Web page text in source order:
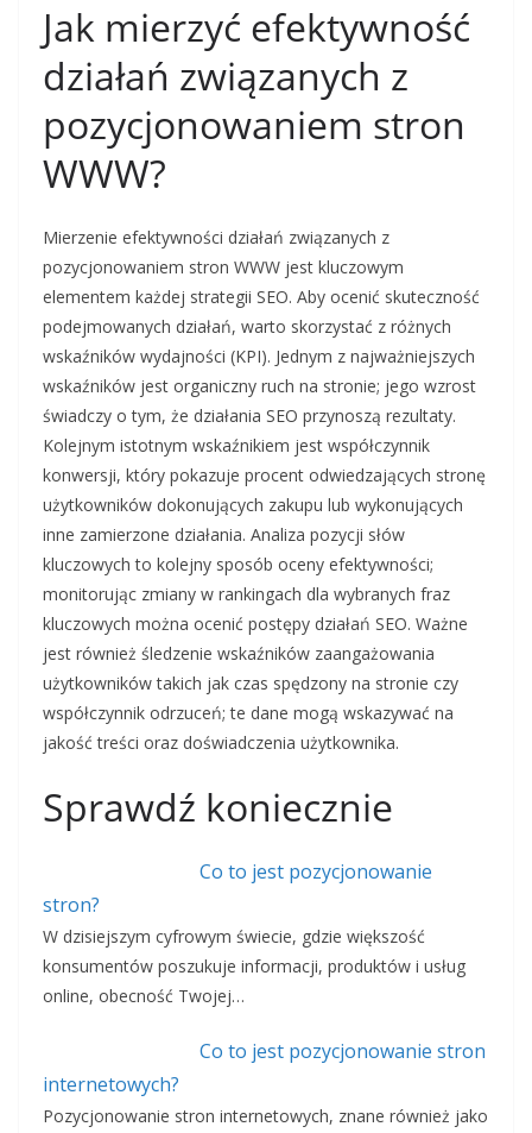
Jak mierzyć efektywność
działań związanych z
pozycjonowaniem stron
WWW?
Mierzenie efektywności działań związanych z
pozycjonowaniem stron WWW jest kluczowym
elementem każdej strategii SEO. Aby ocenić skuteczność
podejmowanych działań, warto skorzystać z różnych
wskaźników wydajności (KPI). Jednym z najważniejszych
wskaźników jest organiczny ruch na stronie; jego wzrost
świadczy o tym, że działania SEO przynoszą rezultaty.
Kolejnym istotnym wskaźnikiem jest współczynnik
konwersji, który pokazuje procent odwiedzających stronę
użytkowników dokonujących zakupu lub wykonujących
inne zamierzone działania. Analiza pozycji słów
kluczowych to kolejny sposób oceny efektywności;
monitorując zmiany w rankingach dla wybranych fraz
kluczowych można ocenić postępy działań SEO. Ważne
jest również śledzenie wskaźników zaangażowania
użytkowników takich jak czas spędzony na stronie czy
współczynnik odrzuceń; te dane mogą wskazywać na
jakość treści oraz doświadczenia użytkownika.
Sprawdź koniecznie
Co to jest pozycjonowanie
stron?
W dzisiejszym cyfrowym świecie, gdzie większość
konsumentów poszukuje informacji, produktów i usług
online, obecność Twojej…
Co to jest pozycjonowanie stron
internetowych?
Pozycjonowanie stron internetowych, znane również jako